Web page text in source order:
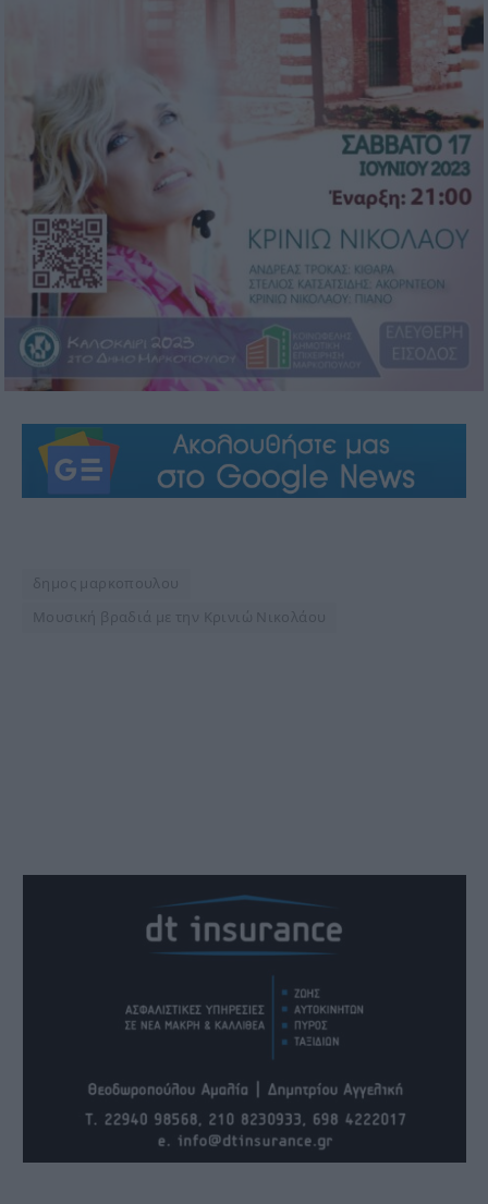
δημος μαρκοπουλου
Μουσική βραδιά με την Κρινιώ Νικολάου